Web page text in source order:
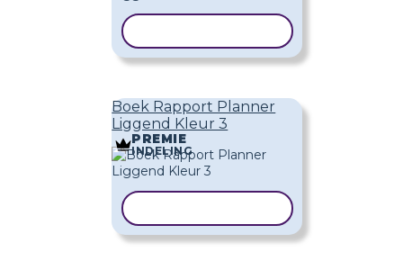
Boek Rapport Planner
Liggend Kleur 3
PREMIE
INDELING